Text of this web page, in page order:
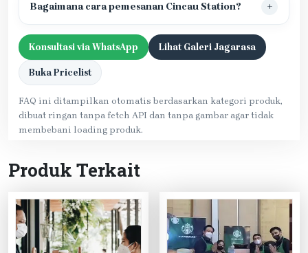
Bagaimana cara pemesanan Cincau Station?
Konsultasi via WhatsApp Lihat Galeri Jagarasa
Buka Pricelist
FAQ ini ditampilkan otomatis berdasarkan kategori produk,
dibuat ringan tanpa fetch API dan tanpa gambar agar tidak
membebani loading produk.
Produk Terkait